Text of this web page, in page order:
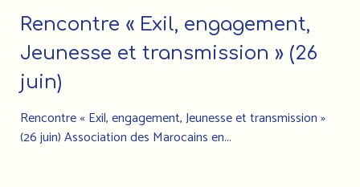
Rencontre « Exil, engagement,
Jeunesse et transmission » (26
juin)
Rencontre « Exil, engagement, Jeunesse et transmission »
(26 juin) Association des Marocains en...